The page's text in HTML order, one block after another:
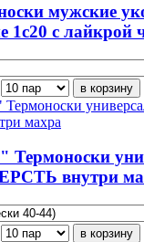
мужские
1с20 с лайкрой
внутри